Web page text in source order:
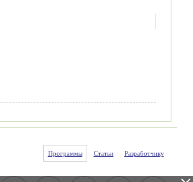
Программы Статьи Разработчику